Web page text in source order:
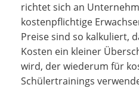
richtet sich an
kostenpflichtige
Preise sind so kalkuliert,
Kosten ein kleiner
wird, der wiederum für
Schülertrainings